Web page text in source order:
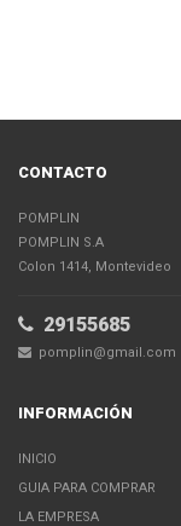
CONTACTO
POMPLIN
POMPLIN S.A
Colon 1414, Montevideo
29155685
pomplin@gmail.com
INFORMACIÓN
INICIO
GUIA PARA COMPRAR
LA EMPRESA